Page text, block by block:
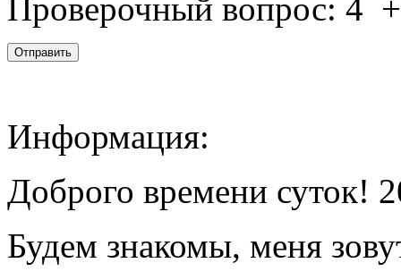
Проверочный вопрос: 4
Информация:
Доброго времени суток!
Будем знакомы, меня